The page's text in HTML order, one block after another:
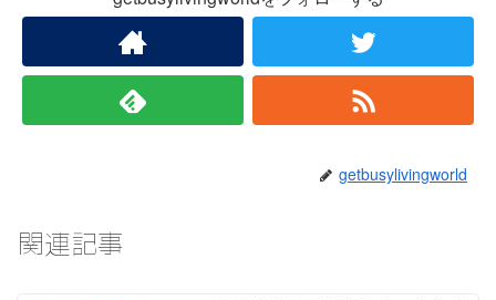
getbusylivingworld
関連記事